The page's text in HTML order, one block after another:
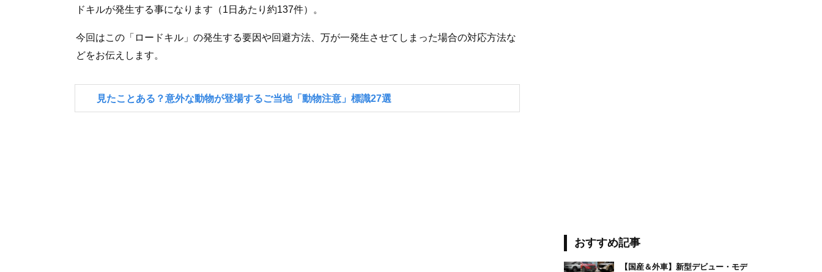
ドキルが発生する事になります（1日あたり約137件）。
今回はこの「ロードキル」の発生する要因や回避方法、万が一発生させてしまった場合の対応方法な
どをお伝えします。
おすすめ記事
【国産＆外車】新型デビュー・モデ